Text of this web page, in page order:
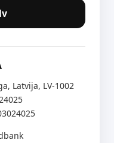
Latvija, LV-1002